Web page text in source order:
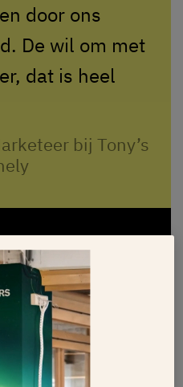
door ons
De wil om met
dat is heel
bij Tony’s
teams